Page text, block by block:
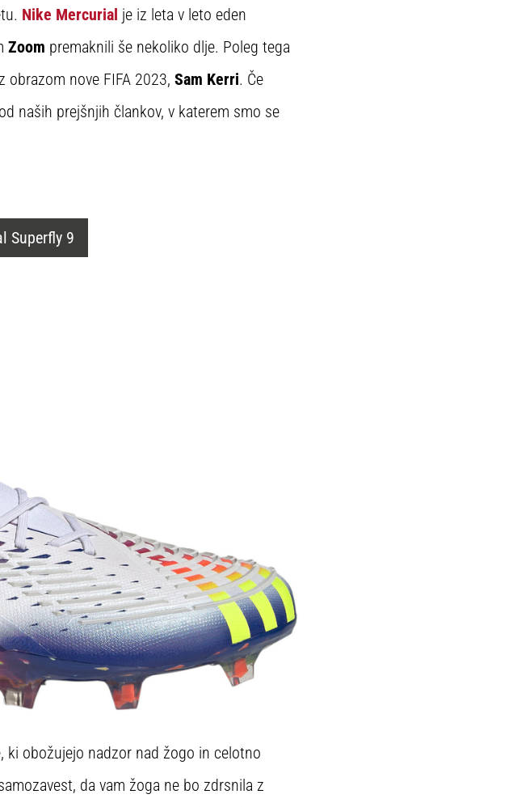
Nike Mercurial je iz leta v leto eden
Zoom premaknili še nekoliko dlje. Poleg tega
obrazom nove FIFA 2023, Sam Kerri. Če
naših prejšnjih člankov, v katerem smo se
Superfly 9
ki obožujejo nadzor nad žogo in celotno
da vam žoga ne bo zdrsnila z